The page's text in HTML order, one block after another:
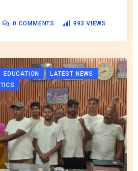
0 COMMENTS 993 VIEWS
EDUCATION
LATEST NEWS